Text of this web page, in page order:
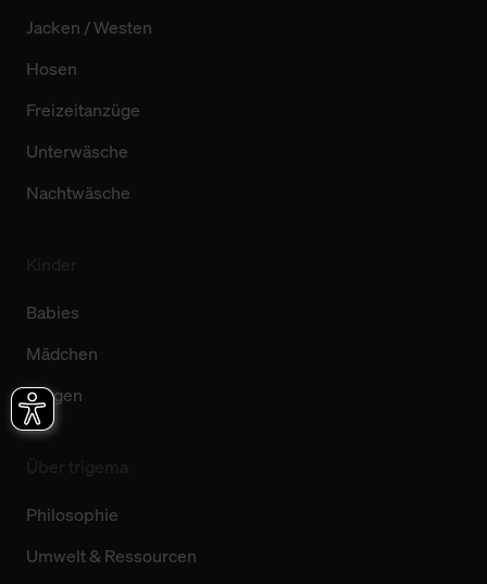
Jacken / Westen
Hosen
Freizeitanzüge
Unterwäsche
Nachtwäsche
Babies
Mädchen
Jungen
Philosophie
Umwelt & Ressourcen